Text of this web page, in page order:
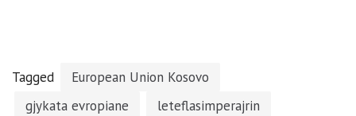
Tagged
European Union Kosovo
gjykata evropiane
leteflasimperajrin